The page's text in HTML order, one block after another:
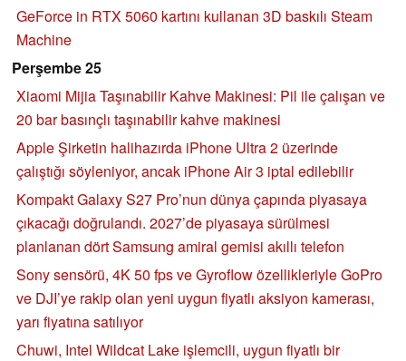
GeForce in RTX 5060 kartını kullanan 3D baskılı Steam
Machine
Perşembe 25
Xiaomi Mijia Taşınabilir Kahve Makinesi: Pil ile çalışan ve
20 bar basınçlı taşınabilir kahve makinesi
Apple Şirketin halihazırda iPhone Ultra 2 üzerinde
çalıştığı söyleniyor, ancak iPhone Air 3 iptal edilebilir
Kompakt Galaxy S27 Pro’nun dünya çapında piyasaya
çıkacağı doğrulandı. 2027’de piyasaya sürülmesi
planlanan dört Samsung amiral gemisi akıllı telefon
Sony sensörü, 4K 50 fps ve Gyroflow özellikleriyle GoPro
ve DJI’ye rakip olan yeni uygun fiyatlı aksiyon kamerası,
yarı fiyatına satılıyor
Chuwi, Intel Wildcat Lake işlemcili, uygun fiyatlı bir